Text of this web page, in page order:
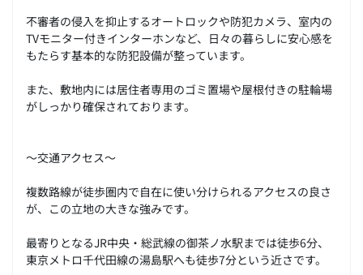
不審者の侵入を抑止するオートロックや防犯カメラ、室内の
TVモニター付きインターホンなど、日々の暮らしに安心感を
もたらす基本的な防犯設備が整っています。
また、敷地内には居住者専用のゴミ置場や屋根付きの駐輪場
がしっかり確保されております。
～交通アクセス～
複数路線が徒歩圏内で自在に使い分けられるアクセスの良さ
が、この立地の大きな強みです。
最寄りとなるJR中央・総武線の御茶ノ水駅までは徒歩6分、
東京メトロ千代田線の湯島駅へも徒歩7分という近さです。